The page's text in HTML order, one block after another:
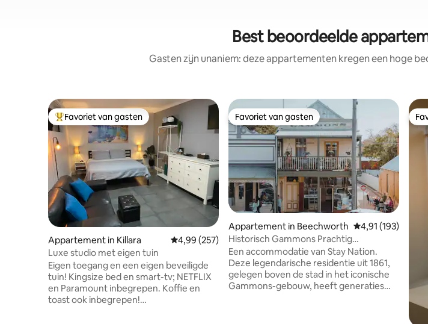
Best beoordeelde
Gasten zijn unaniem: deze appartementen kregen een hoge
Topfavoriet van gasten
Favoriet van gasten
Appartement in Killara Gemiddelde beoordeling van 4,99 uit 5, 257 recensies
4,99 (257)
Luxe studio met eigen tuin
Eigen toegang en een eigen beveiligde
tuin! Kingsize bed en smart-tv; NETFLIX
en Paramount inbegrepen. Koffie en
toast ook inbegrepen!
Favoriet van gasten
Favoriet van gasten
Appartement in Beechworth Gemiddelde
4,91 (193)
Historisch Gammons Prachtig
Balkonzicht Central
Een accommodatie van Stay Nation.
Deze legendarische residentie uit 1861,
gelegen boven de stad in het iconische
Gammons-gebouw, heeft generaties